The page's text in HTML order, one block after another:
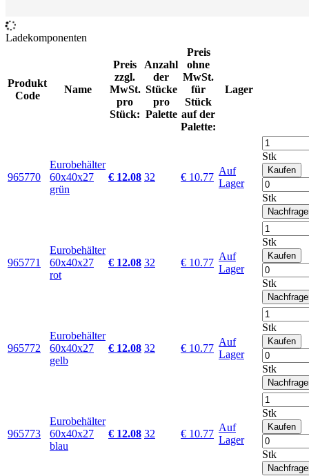
Ladekomponenten
Produkt
Code
Name
Preis
zzgl.
MwSt.
pro
Stück:
Anzahl
der
Stücke
pro
Palette
Preis
ohne
MwSt.
für
Stück
auf der
Palette:
Lager
965770
Eurobehälter
60x40x27
grün
€ 12.08 32 € 10.77
Auf
Lager
Stk
Kaufen
Stk
965771
Eurobehälter
60x40x27
rot
€ 12.08 32 € 10.77
Auf
Lager
Stk
Kaufen
Stk
965772
Eurobehälter
60x40x27
gelb
€ 12.08 32 € 10.77
Auf
Lager
Stk
Kaufen
Stk
965773
Eurobehälter
60x40x27
blau
€ 12.08 32 € 10.77
Auf
Lager
Stk
Kaufen
Stk